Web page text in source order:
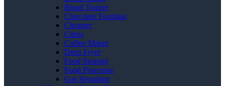
Bread Toaster
Chocolate Fountain
Chopper
Citrus
Coffee Maker
Deep Fryer
Food Steamer
Food Processor
Gas Regulator